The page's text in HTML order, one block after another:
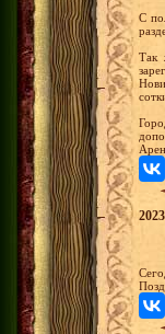
С
Так